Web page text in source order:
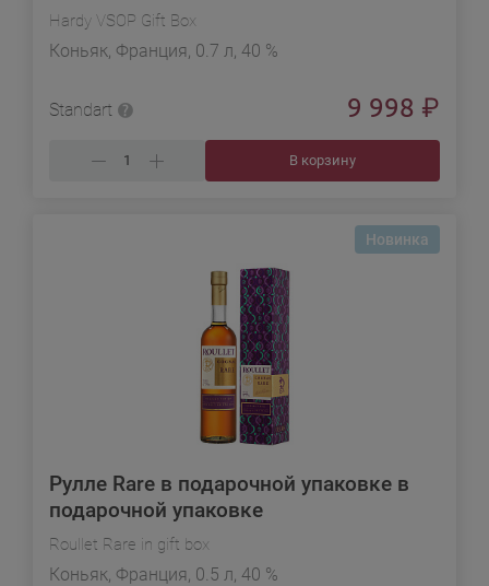
Hardy VSOP Gift Box
Коньяк, Франция, 0.7 л, 40 %
Standart 9 998 ₽
В корзину
Новинка
Рулле Rare в подарочной упаковке в
подарочной упаковке
Roullet Rare in gift box
Коньяк, Франция, 0.5 л, 40 %